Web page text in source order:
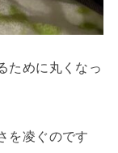
ために丸くなっ
を凌ぐのです